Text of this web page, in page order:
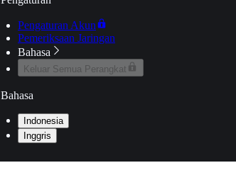
Pengaturan Akun
Pemeriksaan Jaringan
Bahasa
Keluar Semua Perangkat
Bahasa
Indonesia
Inggris